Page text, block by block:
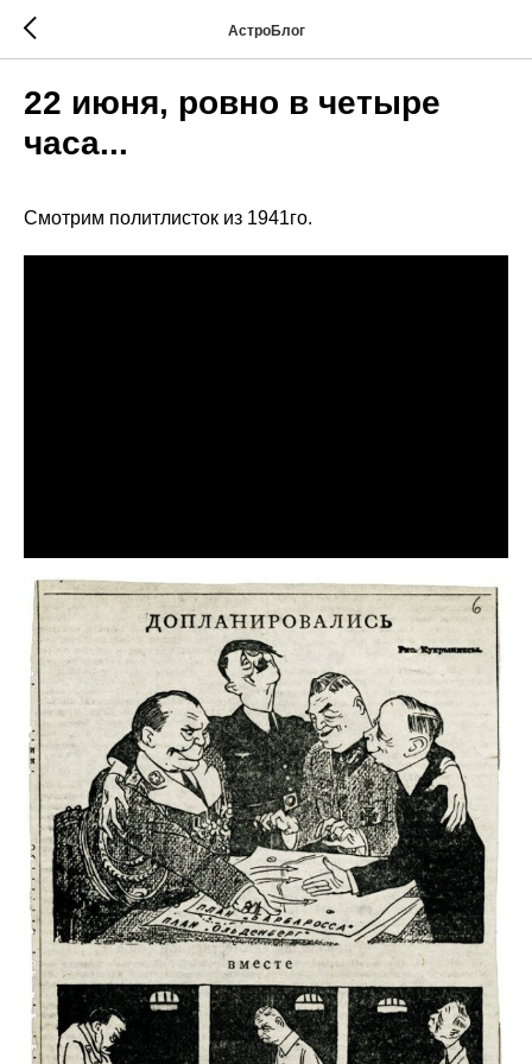
АстроБлог
22 июня, ровно в четыре
часа...
Смотрим политлисток из 1941го.